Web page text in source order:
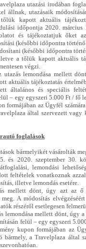
utazási irodában
állnak, utazásaik
kapott aktuális
időpontja 2020. március
és tájékoztatjuk őket
(későbbi időpontra
(későbbi időpontra
a tőlük kapott aktuális
végzi.
lemondása mellett
aktuális tájékoztatás
általános és speciális
– egy egyszeri 5.000 Ft / fő
formájában az Ügyfél
által szervezett
foglalások
bármelyikét vásárolták
és 2020. szeptember 30.
lemondási
feltételek vonatkoznak
illetve lemondás esetére.
mellett dönt, úgy azt az ő
A módosítás
részéről esetlegesen
lemondása mellett dönt, úgy
felül – egy egyszeri
kupon formájában az
bármely, a Travelplaza által